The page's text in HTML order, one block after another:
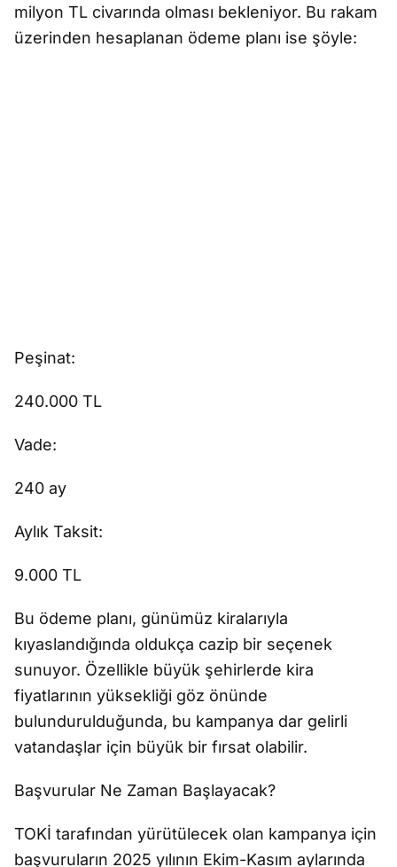
milyon TL civarında olması bekleniyor. Bu rakam
üzerinden hesaplanan ödeme planı ise şöyle:
Peşinat:
240.000 TL
Vade:
240 ay
Aylık Taksit:
9.000 TL
Bu ödeme planı, günümüz kiralarıyla
kıyaslandığında oldukça cazip bir seçenek
sunuyor. Özellikle büyük şehirlerde kira
fiyatlarının yüksekliği göz önünde
bulundurulduğunda, bu kampanya dar gelirli
vatandaşlar için büyük bir fırsat olabilir.
Başvurular Ne Zaman Başlayacak?
TOKİ tarafından yürütülecek olan kampanya için
başvuruların 2025 yılının Ekim-Kasım aylarında